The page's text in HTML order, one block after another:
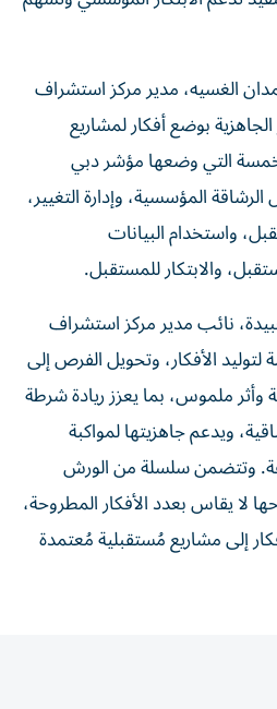
الغسيه، مدير مركز استشراف
بوضع أفكار لمشاريع
التي وضعها مؤشر دبي
المؤسسية، وإدارة التغيير،
واستخدام البيانات
والابتكار للمستقبل.
نائب مدير مركز استشراف
الأفكار، وتحويل الفرص إلى
ملموس، بما يعزز ريادة شرطة
ويدعم جاهزيتها لمواكبة
وتتضمن سلسلة من الورش
لا يقاس بعدد الأفكار المطروحة،
إلى مشاريع مُستقبلية مُعتمدة